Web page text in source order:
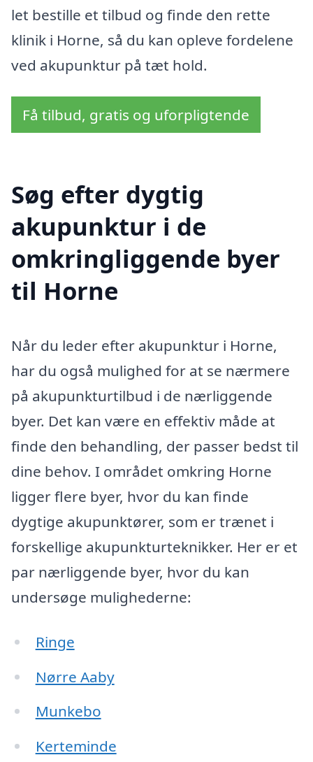
let bestille et tilbud og finde den rette
klinik i Horne, så du kan opleve fordelene
ved akupunktur på tæt hold.
Få tilbud, gratis og uforpligtende
Søg efter dygtig
akupunktur i de
omkringliggende byer
til Horne
Når du leder efter akupunktur i Horne,
har du også mulighed for at se nærmere
på akupunkturtilbud i de nærliggende
byer. Det kan være en effektiv måde at
finde den behandling, der passer bedst til
dine behov. I området omkring Horne
ligger flere byer, hvor du kan finde
dygtige akupunktører, som er trænet i
forskellige akupunkturteknikker. Her er et
par nærliggende byer, hvor du kan
undersøge mulighederne:
Ringe
Nørre Aaby
Munkebo
Kerteminde